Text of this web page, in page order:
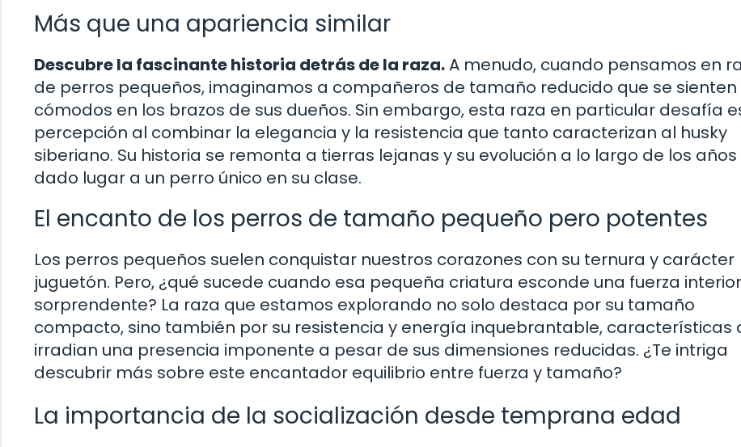
Más que una apariencia similar
Descubre la fascinante historia detrás de la raza.A menudo, cuando pensamos en
de perros pequeños, imaginamos a compañeros de tamaño reducido que se sienten
cómodos en los brazos de sus dueños. Sin embargo, esta raza en particular desafía
percepción al combinar la elegancia y la resistencia que tanto caracterizan al husky
siberiano. Su historia se remonta a tierras lejanas y su evolución a lo largo de los años
dado lugar a un perro único en su clase.
El encanto de los perros de tamaño pequeño pero potentes
Los perros pequeños suelen conquistar nuestros corazones con su ternura y carácter
juguetón. Pero, ¿qué sucede cuando esa pequeña criatura esconde una fuerza interior
sorprendente? La raza que estamos explorando no solo destaca por su tamaño
compacto, sino también por su resistencia y energía inquebrantable, características
irradian una presencia imponente a pesar de sus dimensiones reducidas. ¿Te intriga
descubrir más sobre este encantador equilibrio entre fuerza y tamaño?
La importancia de la socialización desde temprana edad